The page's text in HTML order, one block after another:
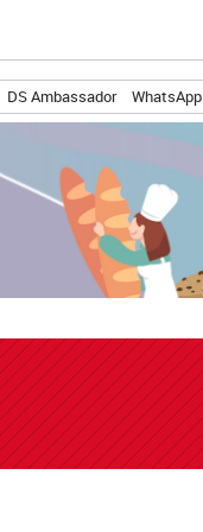
DS Ambassador WhatsApp